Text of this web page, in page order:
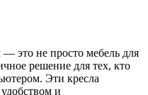
это не просто мебель для
решение для тех, кто
Эти кресла
и